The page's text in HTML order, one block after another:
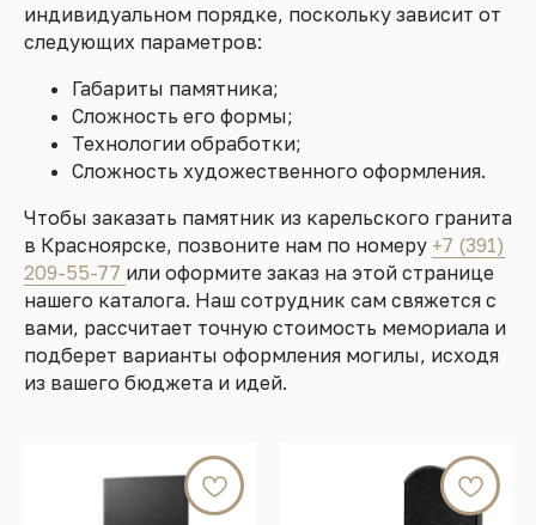
индивидуальном порядке, поскольку зависит от
следующих параметров:
Габариты памятника;
Сложность его формы;
Технологии обработки;
Сложность художественного оформления.
Чтобы заказать памятник из карельского гранита
в Красноярске, позвоните нам по номеру +7 (391)
209-55-77 или оформите заказ на этой странице
нашего каталога. Наш сотрудник сам свяжется с
вами, рассчитает точную стоимость мемориала и
подберет варианты оформления могилы, исходя
из вашего бюджета и идей.